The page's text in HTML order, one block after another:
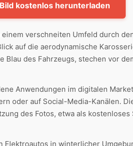
Bild kostenlos herunterladen
einem verschneiten Umfeld durch
auf die aerodynamische
des Fahrzeugs, stechen vor
Anwendungen im digitalen
oder auf Social-Media-Kanälen.
des Fotos, etwa als
Elektroautos in winterlicher